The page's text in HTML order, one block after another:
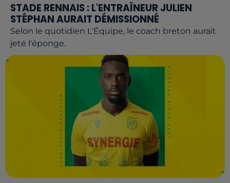
STADE RENNAIS : L'ENTRAÎNEUR JULIEN
STÉPHAN AURAIT DÉMISSIONNÉ
Selon le quotidien L'Équipe, le coach breton aurait
jeté l'éponge.